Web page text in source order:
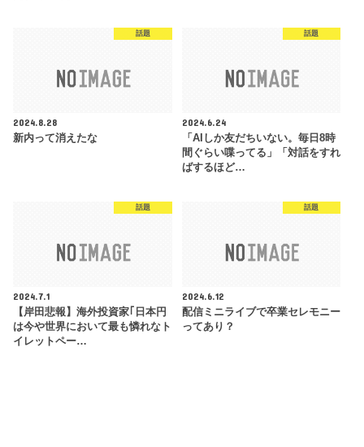
話題
2024.8.28
新内って消えたな
話題
2024.6.24
「AIしか友だちいない。毎日8時
間ぐらい喋ってる」「対話をすれ
ばするほど…
話題
2024.7.1
【岸田悲報】海外投資家｢日本円
は今や世界において最も憐れなト
イレットペー…
話題
2024.6.12
配信ミニライブで卒業セレモニー
ってあり？